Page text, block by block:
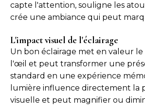
capte l'attention, souligne les
crée une ambiance qui peut
L'impact visuel de l'éclairage
Un bon éclairage met en valeur
l'œil et peut transformer une
standard en une expérience
lumière influence directement la
visuelle et peut magnifier ou